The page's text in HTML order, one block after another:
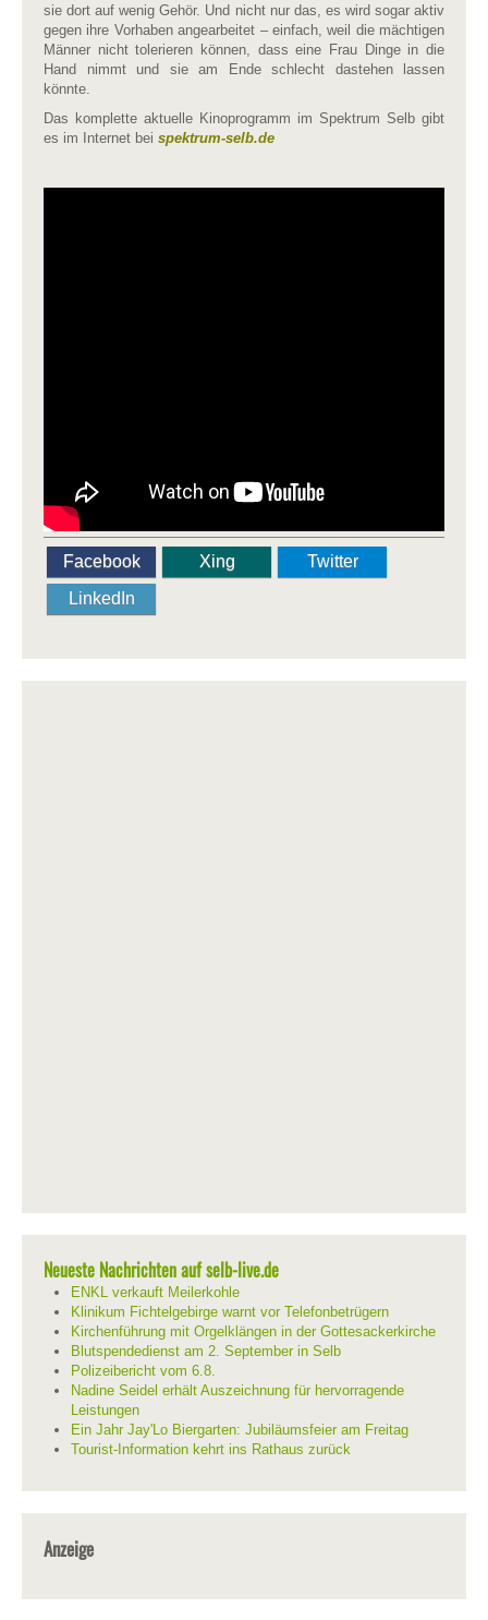
sie dort auf wenig Gehör. Und nicht nur das, es wird sogar aktiv
gegen ihre Vorhaben angearbeitet – einfach, weil die mächtigen
Männer nicht tolerieren können, dass eine Frau Dinge in die
Hand nimmt und sie am Ende schlecht dastehen lassen
könnte.
Das komplette aktuelle Kinoprogramm im Spektrum Selb gibt
es im Internet bei spektrum-selb.de
Facebook Xing
Twitter
LinkedIn
Neueste Nachrichten auf selb-live.de
ENKL verkauft Meilerkohle
Klinikum Fichtelgebirge warnt vor Telefonbetrügern
Kirchenführung mit Orgelklängen in der Gottesackerkirche
Blutspendedienst am 2. September in Selb
Polizeibericht vom 6.8.
Nadine Seidel erhält Auszeichnung für hervorragende
Leistungen
Ein Jahr Jay'Lo Biergarten: Jubiläumsfeier am Freitag
Tourist-Information kehrt ins Rathaus zurück
Anzeige